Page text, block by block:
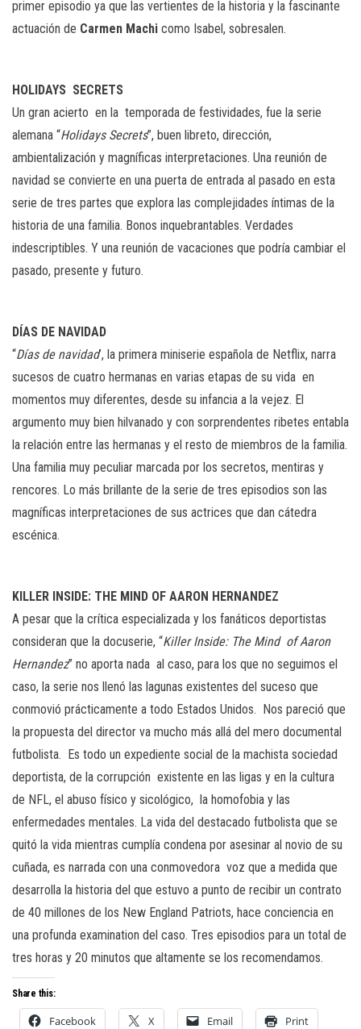
primer episodio ya que las vertientes de la historia y la fascinante
actuación de Carmen Machi como Isabel, sobresalen.
HOLIDAYS SECRETS
Un gran acierto en la temporada de festividades, fue la serie
alemana “Holidays Secrets”, buen libreto, dirección,
ambientalización y magníficas interpretaciones. Una reunión de
navidad se convierte en una puerta de entrada al pasado en esta
serie de tres partes que explora las complejidades íntimas de la
historia de una familia. Bonos inquebrantables. Verdades
indescriptibles. Y una reunión de vacaciones que podría cambiar el
pasado, presente y futuro.
DÍAS DE NAVIDAD
“Días de navidad’, la primera miniserie española de Netflix, narra
sucesos de cuatro hermanas en varias etapas de su vida en
momentos muy diferentes, desde su infancia a la vejez. El
argumento muy bien hilvanado y con sorprendentes ribetes entabla
la relación entre las hermanas y el resto de miembros de la familia.
Una familia muy peculiar marcada por los secretos, mentiras y
rencores. Lo más brillante de la serie de tres episodios son las
magníficas interpretaciones de sus actrices que dan cátedra
escénica.
KILLER INSIDE: THE MIND OF AARON HERNANDEZ
A pesar que la crítica especializada y los fanáticos deportistas
consideran que la docuserie, “Killer Inside: The Mind of Aaron
Hernandez” no aporta nada al caso, para los que no seguimos el
caso, la serie nos llenó las lagunas existentes del suceso que
conmovió prácticamente a todo Estados Unidos. Nos pareció que
la propuesta del director va mucho más allá del mero documental
futbolista. Es todo un expediente social de la machista sociedad
deportista, de la corrupción existente en las ligas y en la cultura
de NFL, el abuso físico y sicológico, la homofobia y las
enfermedades mentales. La vida del destacado futbolista que se
quitó la vida mientras cumplía condena por asesinar al novio de su
cuñada, es narrada con una conmovedora voz que a medida que
desarrolla la historia del que estuvo a punto de recibir un contrato
de 40 millones de los New England Patriots, hace conciencia en
una profunda examination del caso. Tres episodios para un total de
tres horas y 20 minutos que altamente se los recomendamos.
Share this:
Facebook X Email Print